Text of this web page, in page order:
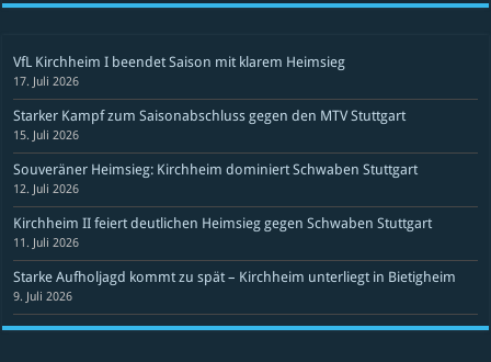
VfL Kirchheim I beendet Saison mit klarem Heimsieg
17. Juli 2026
Starker Kampf zum Saisonabschluss gegen den MTV Stuttgart
15. Juli 2026
Souveräner Heimsieg: Kirchheim dominiert Schwaben Stuttgart
12. Juli 2026
Kirchheim II feiert deutlichen Heimsieg gegen Schwaben Stuttgart
11. Juli 2026
Starke Aufholjagd kommt zu spät – Kirchheim unterliegt in Bietigheim
9. Juli 2026